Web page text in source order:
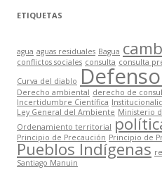
ETIQUETAS
agua aguas residuales Bagua
conflictos sociales consulta consulta
Curva del diablo
Derecho ambiental derecho de
Incertidumbre Científica
Ley General del Ambiente Ministerio
Ordenamiento territorial
Principio de Precaución Principio de
Pueblos Indígenas
Santiago Manuin